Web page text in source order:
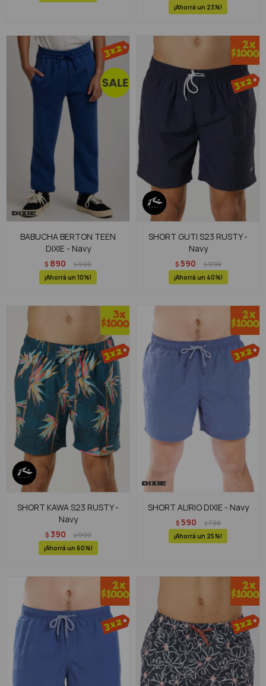
23
BABUCHA BERTON TEEN
DIXIE - Navy
$ 890 $990
10
SHORT GUTI S23 RUSTY -
Navy
$ 590 $990
40
SHORT KAWA S23 RUSTY -
Navy
$ 390 $990
60
SHORT ALIRIO DIXIE - Navy
$ 590 $790
25